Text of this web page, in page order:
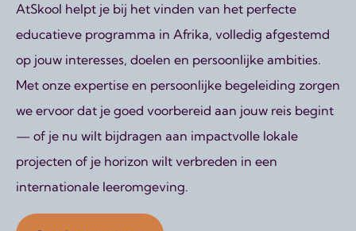
AtSkool helpt je bij het vinden van het perfecte
educatieve programma in Afrika, volledig afgestemd
op jouw interesses, doelen en persoonlijke ambities.
Met onze expertise en persoonlijke begeleiding zorgen
we ervoor dat je goed voorbereid aan jouw reis begint
— of je nu wilt bijdragen aan impactvolle lokale
projecten of je horizon wilt verbreden in een
internationale leeromgeving.